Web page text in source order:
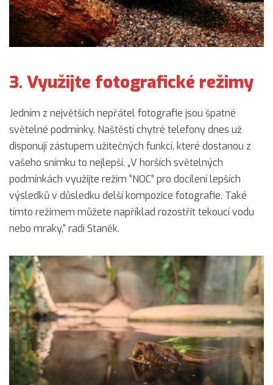
3. Využijte fotografické režimy
Jedním z největších nepřátel fotografie jsou špatné
světelné podmínky. Naštěstí chytré telefony dnes už
disponují zástupem užitečných funkcí, které dostanou z
vašeho snímku to nejlepší. „V horších světelných
podmínkách využijte režim “NOC” pro docílení lepších
výsledků v důsledku delší kompozice fotografie. Také
tímto režimem můžete například rozostřit tekoucí vodu
nebo mraky,“ radí Staněk.